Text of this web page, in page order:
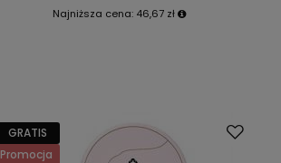
Najniższa cena: 46,67 zł
GRATIS
Promocja